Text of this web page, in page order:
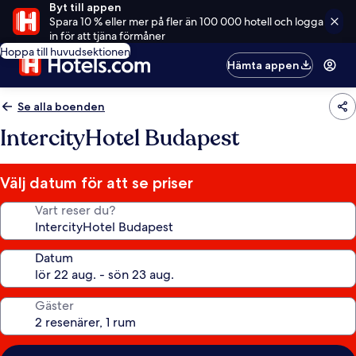
Byt till appen
Spara 10 % eller mer på fler än 100 000 hotell och logga
in för att tjäna förmåner
Hoppa till huvudsektionen
Hämta appen
Se alla boenden
IntercityHotel Budapest
Välj datum för att se priser
Vart reser du?
Datum
Gäster